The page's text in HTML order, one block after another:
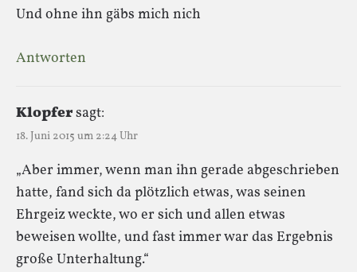
Und ohne ihn gäbs mich nich
Antworten
Klopfersagt:
18. Juni 2015 um 2:24 Uhr
„Aber immer, wenn man ihn gerade abgeschrieben
hatte, fand sich da plötzlich etwas, was seinen
Ehrgeiz weckte, wo er sich und allen etwas
beweisen wollte, und fast immer war das Ergebnis
große Unterhaltung.“